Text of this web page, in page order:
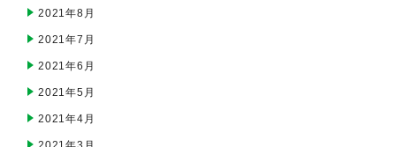
2021年8月
2021年7月
2021年6月
2021年5月
2021年4月